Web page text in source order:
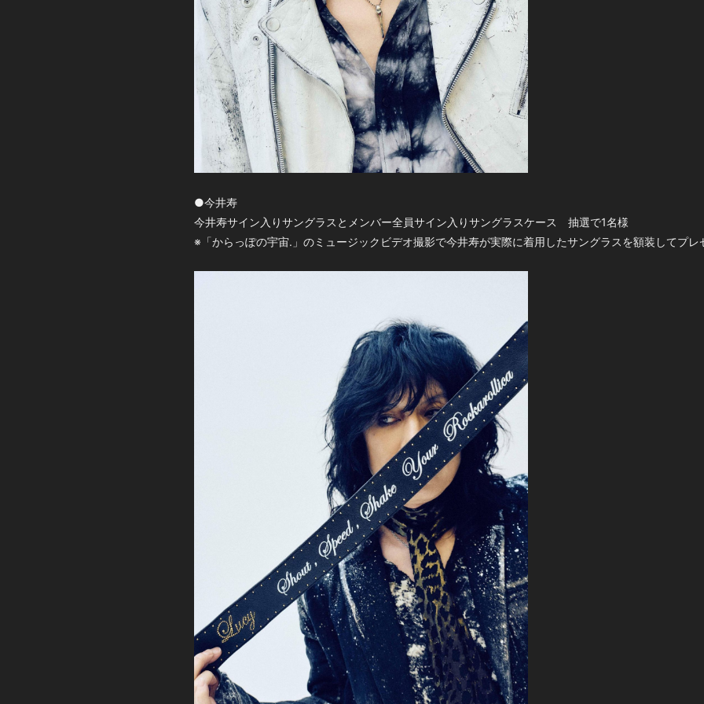
●今井寿
今井寿サイン入りサングラスとメンバー全員サイン入りサングラスケース 抽選で1名様
※「からっぽの宇宙.」のミュージックビデオ撮影で今井寿が実際に着用したサングラスを額装してプレ